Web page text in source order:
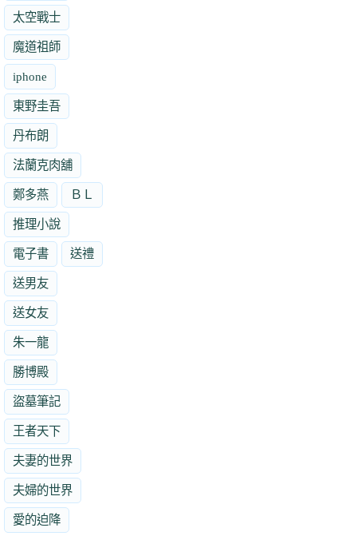
太空戰士
魔道祖師
iphone
東野圭吾
丹布朗
法蘭克肉舖
鄭多燕 ＢＬ
推理小說
電子書 送禮
送男友
送女友
朱一龍
勝博殿
盜墓筆記
王者天下
夫妻的世界
夫婦的世界
愛的迫降